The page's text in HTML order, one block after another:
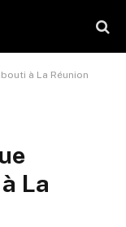
à La Réunion
La